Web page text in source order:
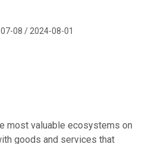
08 / 2024-08-01
most valuable ecosystems on
goods and services that